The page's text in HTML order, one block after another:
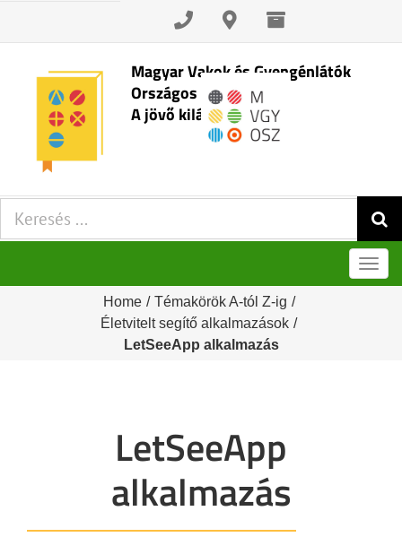
Skip
content
Magyar Vakok és Gyengénlátók
Országos Szövetsége
A jövő kilátásai
Keresés:
Home / Témakörök A-tól Z-ig /
Életvitelt segítő alkalmazások /
LetSeeApp alkalmazás
LetSeeApp
alkalmazás